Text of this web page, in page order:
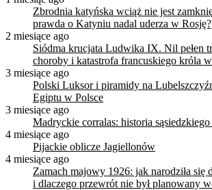
Zbrodnia katyńska wciąż nie jest
prawda o Katyniu nadal uderza w Rosję?
2 miesiące ago
Siódma krucjata Ludwika IX. Nil pełen
choroby i katastrofa francuskiego króla
3 miesiące ago
Polski Luksor i piramidy na
Egiptu w Polsce
3 miesiące ago
Madryckie corralas: historia
4 miesiące ago
Pijackie oblicze Jagiellonów
4 miesiące ago
Zamach majowy 1926: jak narodziła się
i dlaczego przewrót nie był planowany